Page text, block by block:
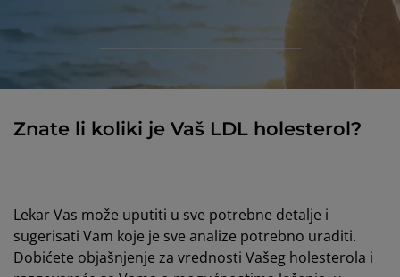
Znate li koliki je Vaš LDL holesterol?
Lekar Vas može uputiti u sve potrebne detalje i
sugerisati Vam koje je sve analize potrebno uraditi.
Dobićete objašnjenje za vrednosti Vašeg holesterola i